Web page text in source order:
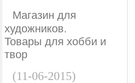
Магазин для
художников.
Товары для хобби и
твор
(11-06-2015)